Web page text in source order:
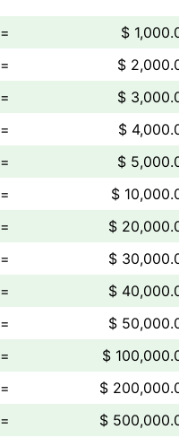
=
$
=
$
=
$
=
$
=
$
=
$
=
$
=
$
=
$
=
$
=
$
=
$
= $